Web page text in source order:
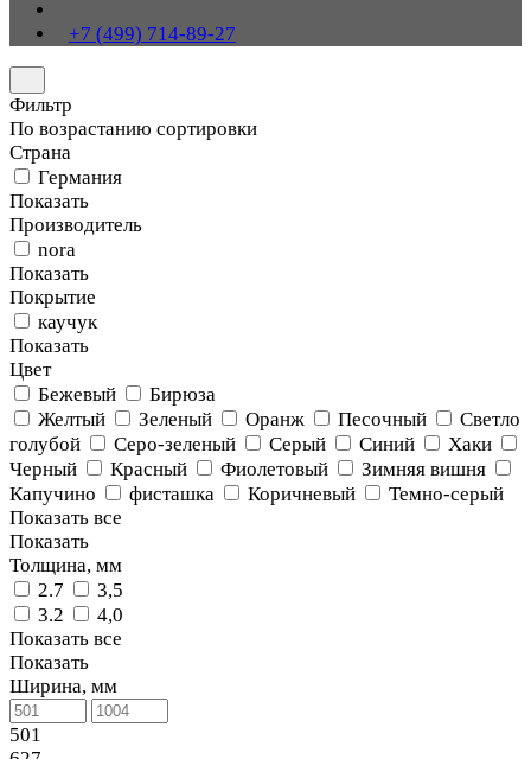
+7 (499) 714-89-27
Фильтр
По возрастанию сортировки
Страна
Германия
Показать
Производитель
nora
Показать
Покрытие
каучук
Показать
Цвет
Бежевый
Бирюза
Желтый
Зеленый Оранж Песочный
Светло
голубой
Серо-зеленый Серый Синий
Хаки
Черный
Красный Фиолетовый
Зимняя вишня
Капучино
фисташка Коричневый
Темно-серый
Показать все
Показать
Толщина, мм
2.7
3,5
3.2
4,0
Показать все
Показать
Ширина, мм
501